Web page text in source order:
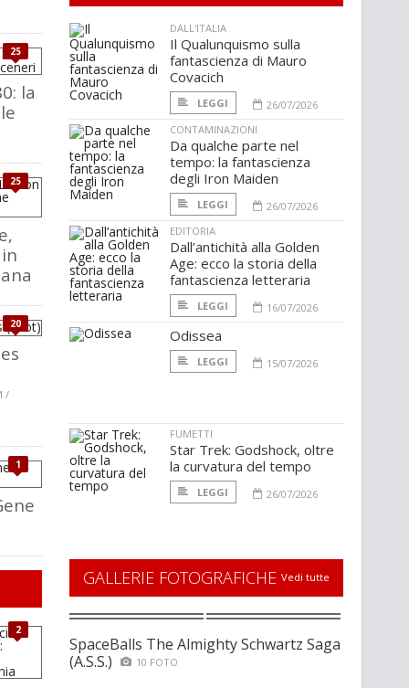
25
la
25
20
/
1
2
DALL'ITALIA
Il Qualunquismo sulla
fantascienza di Mauro
Covacich
LEGGI
26/07/2026
CONTAMINAZIONI
Da qualche parte nel
tempo: la fantascienza
degli Iron Maiden
LEGGI
26/07/2026
EDITORIA
Dall’antichità alla Golden
Age: ecco la storia della
fantascienza letteraria
LEGGI 16/07/2026
Odissea
LEGGI 15/07/2026
FUMETTI
Star Trek: Godshock, oltre
la curvatura del tempo
LEGGI 26/07/2026
GALLERIE FOTOGRAFICHE Vedi tutte
SpaceBalls The Almighty Schwartz Saga
(A.S.S.)
10 FOTO